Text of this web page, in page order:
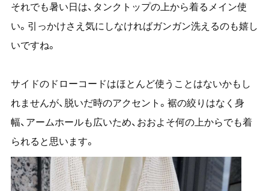
それでも暑い日は、タンクトップの上から着るメイン使
い。引っかけさえ気にしなければガンガン洗えるのも嬉し
いですね。
サイドのドローコードはほとんど使うことはないかもし
れませんが、脱いだ時のアクセント。裾の絞りはなく身
幅、アームホールも広いため、おおよそ何の上からでも着
られると思います。